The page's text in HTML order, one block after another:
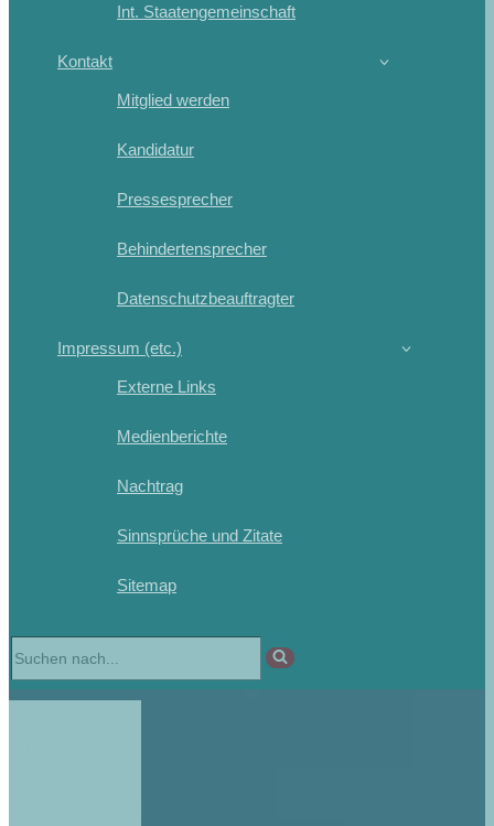
Int. Staatengemeinschaft
Kontakt
Mitglied werden
Kandidatur
Pressesprecher
Behindertensprecher
Datenschutzbeauftragter
Impressum (etc.)
Externe Links
Medienberichte
Nachtrag
Sinnsprüche und Zitate
Sitemap